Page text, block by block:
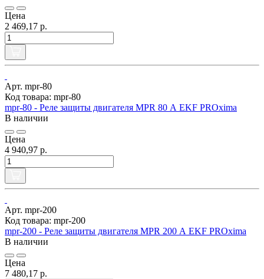
Цена
2 469,17 р.
Арт. mpr-80
Код товара: mpr-80
mpr-80 - Реле защиты двигателя MPR 80 А EKF PROxima
В наличии
Цена
4 940,97 р.
Арт. mpr-200
Код товара: mpr-200
mpr-200 - Реле защиты двигателя MPR 200 А EKF PROxima
В наличии
Цена
7 480,17 р.